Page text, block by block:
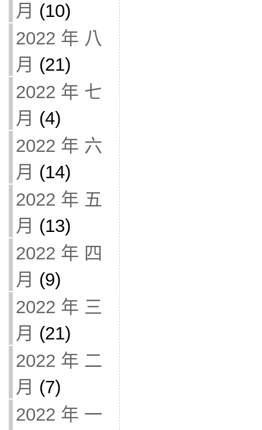
月 (10)
2022 年 八
月 (21)
2022 年 七
月 (4)
2022 年 六
月 (14)
2022 年 五
月 (13)
2022 年 四
月 (9)
2022 年 三
月 (21)
2022 年 二
月 (7)
2022 年 一